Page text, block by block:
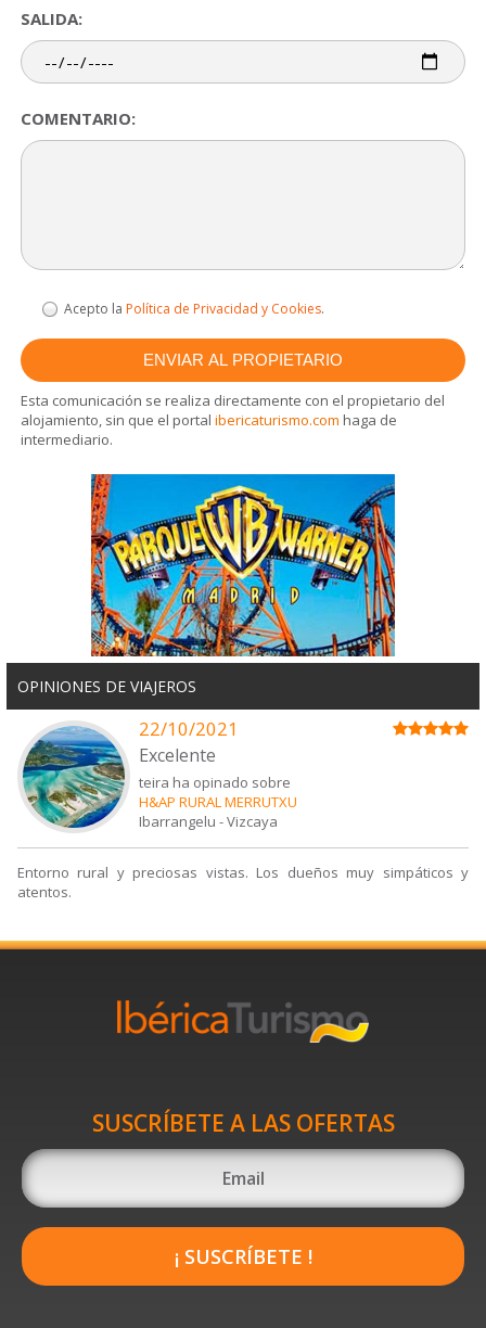
SALIDA:
COMENTARIO:
Acepto la Política de Privacidad y Cookies.
Esta comunicación se realiza directamente con el propietario del
alojamiento, sin que el portalibericaturismo.com haga de
intermediario.
OPINIONES DE VIAJEROS
22/10/2021
Excelente
teira ha opinado sobre
H&AP RURAL MERRUTXU
Ibarrangelu -Vizcaya
Entorno rural y preciosas vistas. Los dueños muy simpáticos y
atentos.
SUSCRÍBETE A LAS OFERTAS
¡ SUSCRÍBETE !